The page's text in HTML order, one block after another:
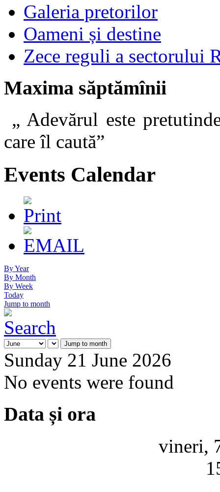
Galeria pretorilor
Oameni și destine
Zece reguli a sectorului
Maxima săptămînii
„ Adevărul este
care îl
Events Calendar
By Year
By Month
By Week
Today
Jump to month
Jump to month
Sunday 21 June 2026
No events were found
Data și ora
vineri,